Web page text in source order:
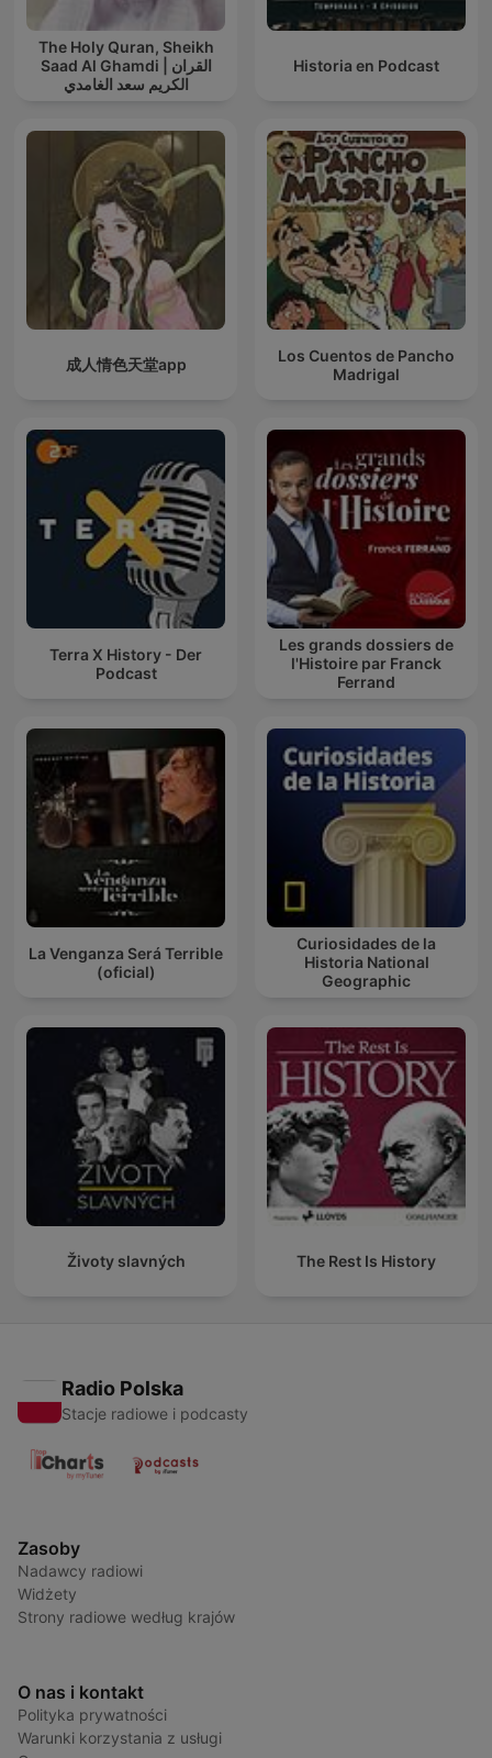
The Holy Quran, Sheikh
Saad Al Ghamdi | القران
الكريم سعد الغامدي
Historia en Podcast
成人情色天堂app
Los Cuentos de Pancho
Madrigal
Terra X History - Der
Podcast
Les grands dossiers de
l'Histoire par Franck
Ferrand
La Venganza Será Terrible
(oficial)
Curiosidades de la
Historia National
Geographic
Životy slavných The Rest Is History
Radio Polska
Stacje radiowe i podcasty
Zasoby
Nadawcy radiowi
Widżety
Strony radiowe według krajów
O nas i kontakt
Polityka prywatności
Warunki korzystania z usługi